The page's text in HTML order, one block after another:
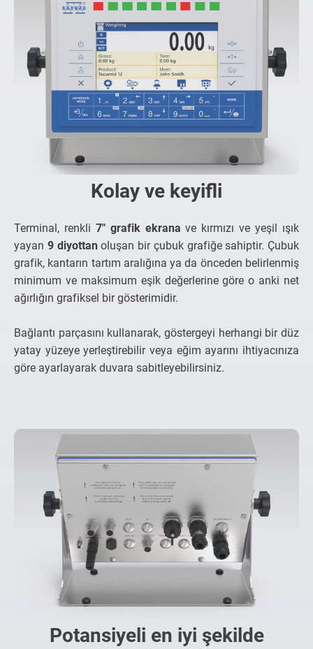
Kolay ve keyifli
Terminal, renkli 7" grafik ekrana ve kırmızı ve yeşil ışık
yayan 9 diyottan oluşan bir çubuk grafiğe sahiptir. Çubuk
grafik, kantarın tartım aralığına ya da önceden belirlenmiş
minimum ve maksimum eşik değerlerine göre o anki net
ağırlığın grafiksel bir gösterimidir.
Bağlantı parçasını kullanarak, göstergeyi herhangi bir düz
yatay yüzeye yerleştirebilir veya eğim ayarını ihtiyacınıza
göre ayarlayarak duvara sabitleyebilirsiniz.
Potansiyeli en iyi şekilde